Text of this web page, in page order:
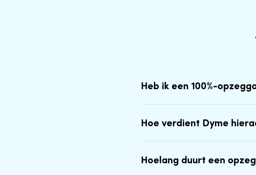
Heb ik een 100%-
Hoe verdient Dyme
Hoelang duurt een